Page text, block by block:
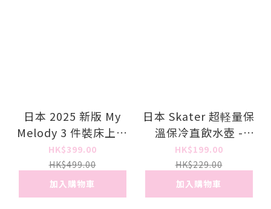
日本 2025 新版 My
Melody 3 件裝床上套
裝 (單人床)
HK$399.00
HK$499.00
加入購物車
日本 Skater 超軽量保
溫保冷直飲水壺 -
Sanrio
HK$199.00
HK$229.00
加入購物車